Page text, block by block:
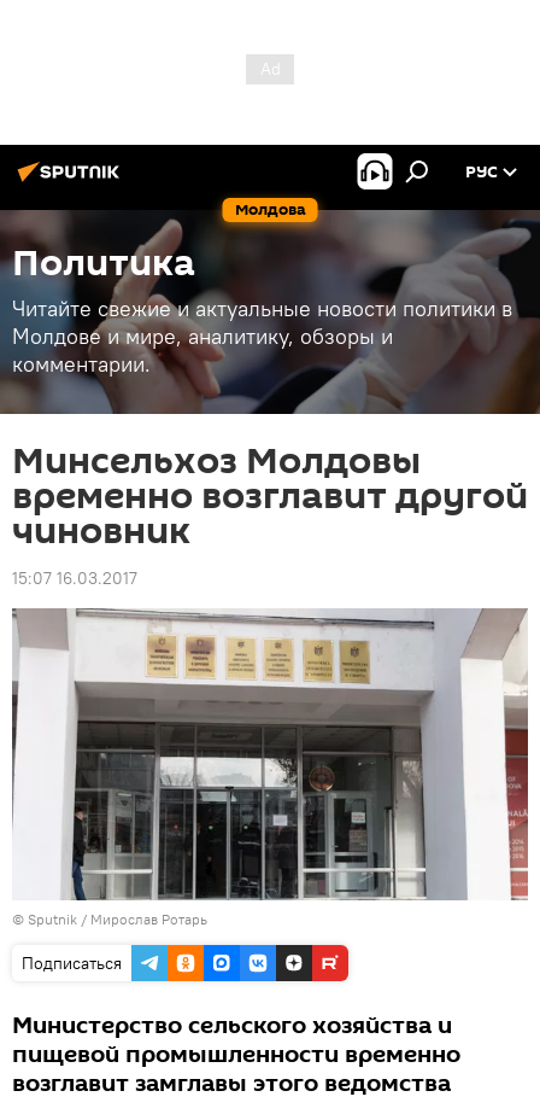
Молдова
РУС
Политика
Читайте свежие и актуальные новости политики в
Молдове и мире, аналитику, обзоры и
комментарии.
Минсельхоз Молдовы
временно возглавит другой
чиновник
15:07 16.03.2017
© Sputnik / Мирослав Ротарь
Подписаться
Министерство сельского хозяйства и
пищевой промышленности временно
возглавит замглавы этого ведомства